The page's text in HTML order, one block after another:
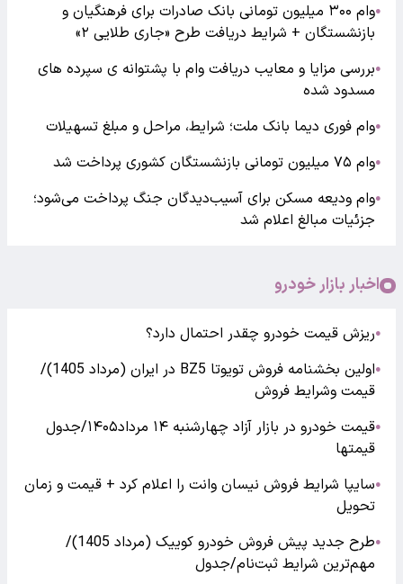
●
وام ۳۰۰ میلیون تومانی بانک صادرات برای فرهنگیان و
بازنشستگان + شرایط دریافت طرح «جاری طلایی ۲»
●بررسی مزایا و معایب دریافت وام با پشتوانه ی سپرده های
مسدود شده
●وام فوری دیما بانک ملت؛ شرایط، مراحل و مبلغ تسهیلات
●وام ۷۵ میلیون تومانی بازنشستگان کشوری پرداخت شد
●وام ودیعه مسکن برای آسیب‌دیدگان جنگ پرداخت می‌شود؛
جزئیات مبالغ اعلام شد
اخبار بازار خودرو
●ریزش قیمت خودرو چقدر احتمال دارد؟
●
اولین بخشنامه فروش تویوتا BZ5 در ایران (مرداد 1405)/
قیمت وشرایط فروش
●
قیمت خودرو در بازار آزاد چهارشنبه ۱۴ مرداد۱۴۰۵/جدول
قیمتها
●سایپا شرایط فروش نیسان وانت را اعلام کرد + قیمت و زمان
تحویل
●
طرح جدید پیش فروش خودرو کوییک (مرداد 1405)/
مهم‌ترین شرایط ثبت‌نام/جدول